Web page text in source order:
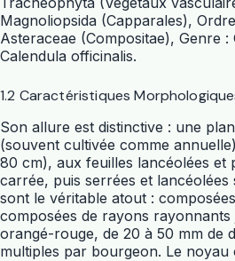
Magnoliopsida (Capparales), Ordre
Asteraceae (Compositae), Genre :
Calendula officinalis.
1.2 Caractéristiques
Son allure est distinctive : une
(souvent cultivée comme
80 cm), aux feuilles lancéolées et
carrée, puis serrées et lancéolées
sont le véritable atout :
composées de rayons
orangé-rouge, de 20 à 50 mm de
multiples par bourgeon. Le